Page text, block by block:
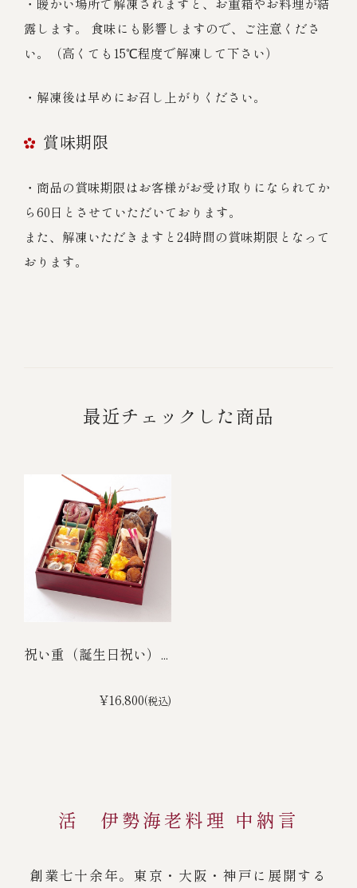
露します。 食味にも影響しますので、ご注意くださ
い。（高くても15℃程度で解凍して下さい）
・解凍後は早めにお召し上がりください。
賞味期限
・商品の賞味期限はお客様がお受け取りになられてか
ら60日とさせていただいております。
また、解凍いただきますと24時間の賞味期限となって
おります。
最近チェックした商品
祝い重（誕生日祝い）...
¥16,800(税込)
活 伊勢海老料理 中納言
創業七十余年。東京・大阪・神戸に展開する